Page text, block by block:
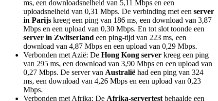
ms, een downloadsnelheid van 5,11 Mbps en een
uploadsnelheid van 0,31 Mbps. De verbinding met een server
in Parijs kreeg een ping van 186 ms, een download van 3,87
Mbps en een upload van 0,30 Mbps. En tot slot toonde een
server in Zwitserland een ping-tijd van 223 ms, een
download van 4,87 Mbps en een upload van 0,29 Mbps.
Verbonden met Azië: De Hong Kong server kreeg een ping
van 295 ms, een download van 3,90 Mbps en een upload van
0,27 Mbps. De server van Australië had een ping van 324
ms, een download van 4,26 Mbps en een upload van 0,23
Mbps.
Verbonden met Afrika: De Afrika-servertest behaalde een